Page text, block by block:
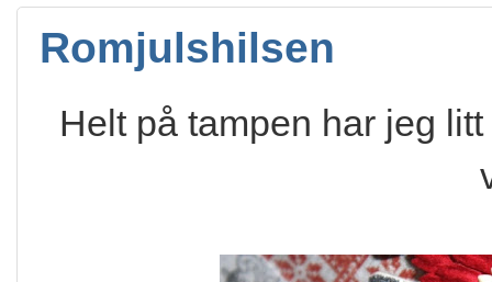
Romjulshilsen
Helt på tampen har jeg